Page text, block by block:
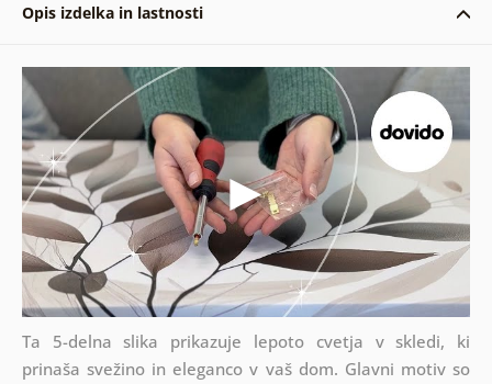
Opis izdelka in lastnosti
Ta 5-delna slika prikazuje lepoto cvetja v skledi, ki
prinaša svežino in eleganco v vaš dom. Glavni motiv so